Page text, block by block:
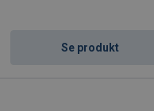
Se produkt